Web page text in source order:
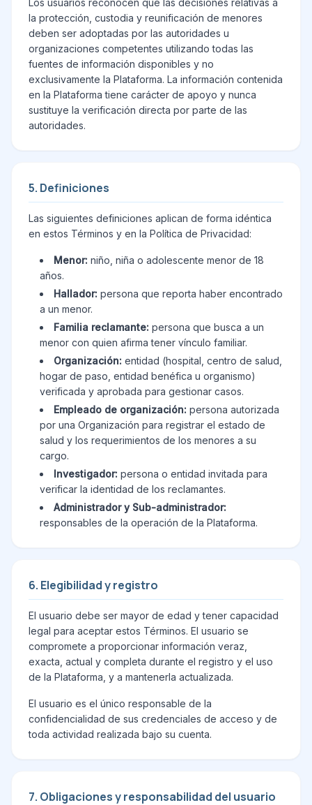
Los usuarios reconocen que las decisiones relativas a
la protección, custodia y reunificación de menores
deben ser adoptadas por las autoridades u
organizaciones competentes utilizando todas las
fuentes de información disponibles y no
exclusivamente la Plataforma. La información contenida
en la Plataforma tiene carácter de apoyo y nunca
sustituye la verificación directa por parte de las
autoridades.
5. Definiciones
Las siguientes definiciones aplican de forma idéntica
en estos Términos y en la Política de Privacidad:
Menor: niño, niña o adolescente menor de 18
años.
Hallador: persona que reporta haber encontrado
a un menor.
Familia reclamante: persona que busca a un
menor con quien afirma tener vínculo familiar.
Organización: entidad (hospital, centro de salud,
hogar de paso, entidad benéfica u organismo)
verificada y aprobada para gestionar casos.
Empleado de organización: persona autorizada
por una Organización para registrar el estado de
salud y los requerimientos de los menores a su
cargo.
Investigador: persona o entidad invitada para
verificar la identidad de los reclamantes.
Administrador y Sub-administrador:
responsables de la operación de la Plataforma.
6. Elegibilidad y registro
El usuario debe ser mayor de edad y tener capacidad
legal para aceptar estos Términos. El usuario se
compromete a proporcionar información veraz,
exacta, actual y completa durante el registro y el uso
de la Plataforma, y a mantenerla actualizada.
El usuario es el único responsable de la
confidencialidad de sus credenciales de acceso y de
toda actividad realizada bajo su cuenta.
7. Obligaciones y responsabilidad del usuario